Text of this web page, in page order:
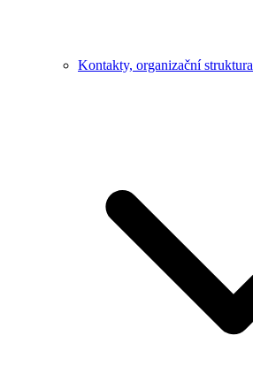
Kontakty, organizační struktura